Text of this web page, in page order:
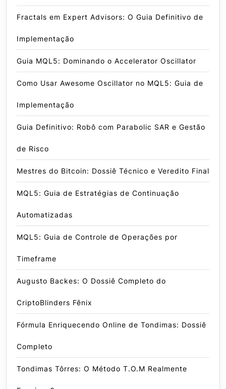
Fractals em Expert Advisors: O Guia Definitivo de
Implementação
Guia MQL5: Dominando o Accelerator Oscillator
Como Usar Awesome Oscillator no MQL5: Guia de
Implementação
Guia Definitivo: Robô com Parabolic SAR e Gestão
de Risco
Mestres do Bitcoin: Dossiê Técnico e Veredito Final
MQL5: Guia de Estratégias de Continuação
Automatizadas
MQL5: Guia de Controle de Operações por
Timeframe
Augusto Backes: O Dossiê Completo do
CriptoBlinders Fênix
Fórmula Enriquecendo Online de Tondimas: Dossiê
Completo
Tondimas Tôrres: O Método T.O.M Realmente